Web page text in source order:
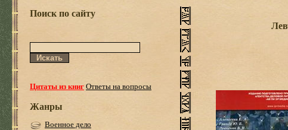
Поиск по сайту
Цитаты из книгОтветы на вопросы
Жанры
Военное дело